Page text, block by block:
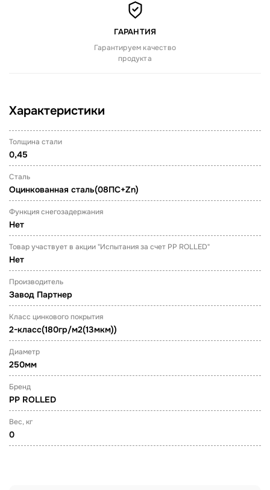
ГАРАНТИЯ
Гарантируем качество
продукта
Характеристики
Толщина стали
0,45
Сталь
Оцинкованная сталь(08ПС+Zn)
Функция снегозадержания
Нет
Товар участвует в акции "Испытания за счет PP ROLLED"
Нет
Производитель
Завод Партнер
Класс цинкового покрытия
2-класс(180гр/м2(13мкм))
Диаметр
250мм
Бренд
PP ROLLED
Вес, кг
0